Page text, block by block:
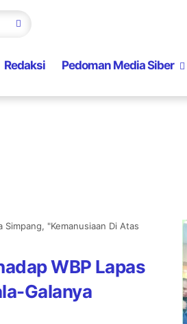
Redaksi Pedoman Media Siber
Simpang, "Kemanusiaan Di Atas
WBP Lapas
Galanya